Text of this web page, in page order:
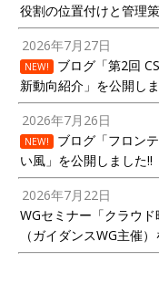
役割の位置付けと管理
2026年7月27日
NEW!
ブログ「第2回
新動向紹介」を公開しま
2026年7月26日
NEW!
ブログ「フロン
い風」を公開しました!!
2026年7月22日
WGセミナー「クラウ
（ガイダンスWG主催